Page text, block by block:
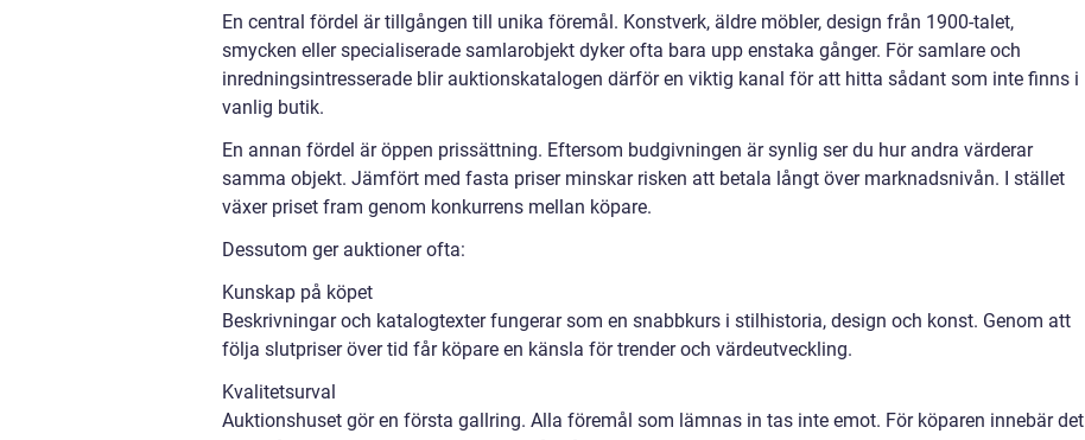
En central fördel är tillgången till unika föremål. Konstverk, äldre möbler, design från 1900-talet,
smycken eller specialiserade samlarobjekt dyker ofta bara upp enstaka gånger. För samlare och
inredningsintresserade blir auktionskatalogen därför en viktig kanal för att hitta sådant som inte finns i
vanlig butik.
En annan fördel är öppen prissättning. Eftersom budgivningen är synlig ser du hur andra värderar
samma objekt. Jämfört med fasta priser minskar risken att betala långt över marknadsnivån. I stället
växer priset fram genom konkurrens mellan köpare.
Dessutom ger auktioner ofta:
Kunskap på köpet
Beskrivningar och katalogtexter fungerar som en snabbkurs i stilhistoria, design och konst. Genom att
följa slutpriser över tid får köpare en känsla för trender och värdeutveckling.
Kvalitetsurval
Auktionshuset gör en första gallring. Alla föremål som lämnas in tas inte emot. För köparen innebär det